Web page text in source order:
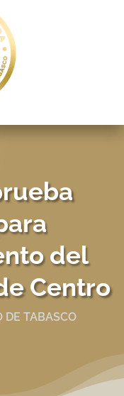
del
Centro
DE TABASCO